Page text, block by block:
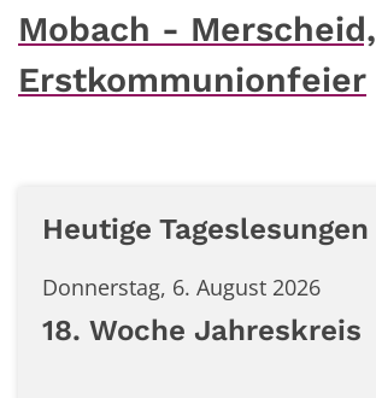
Mobach - Merscheid,
Erstkommunionfeier
Heutige Tageslesungen
Donnerstag, 6. August 2026
18. Woche Jahreskreis